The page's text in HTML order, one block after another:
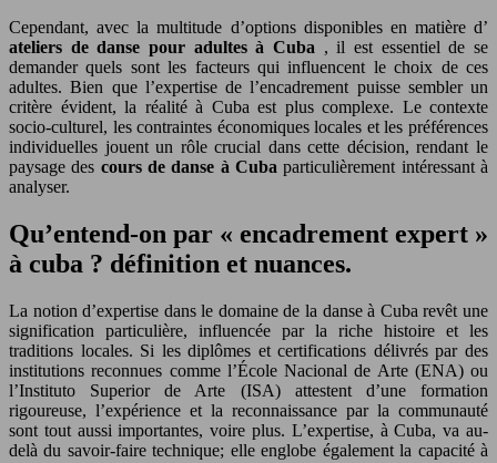
Cependant, avec la multitude d’options disponibles en matière d’
ateliers de danse pour adultes à Cuba , il est essentiel de se
demander quels sont les facteurs qui influencent le choix de ces
adultes. Bien que l’expertise de l’encadrement puisse sembler un
critère évident, la réalité à Cuba est plus complexe. Le contexte
socio-culturel, les contraintes économiques locales et les préférences
individuelles jouent un rôle crucial dans cette décision, rendant le
paysage des cours de danse à Cubaparticulièrement intéressant à
analyser.
Qu’entend-on par « encadrement expert »
à cuba ? définition et nuances.
La notion d’expertise dans le domaine de la danse à Cuba revêt une
signification particulière, influencée par la riche histoire et les
traditions locales. Si les diplômes et certifications délivrés par des
institutions reconnues comme l’École Nacional de Arte (ENA) ou
l’Instituto Superior de Arte (ISA) attestent d’une formation
rigoureuse, l’expérience et la reconnaissance par la communauté
sont tout aussi importantes, voire plus. L’expertise, à Cuba, va au-
delà du savoir-faire technique; elle englobe également la capacité à